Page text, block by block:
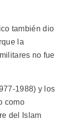
también dio
la
no fue
1988) y los
como
del Islam